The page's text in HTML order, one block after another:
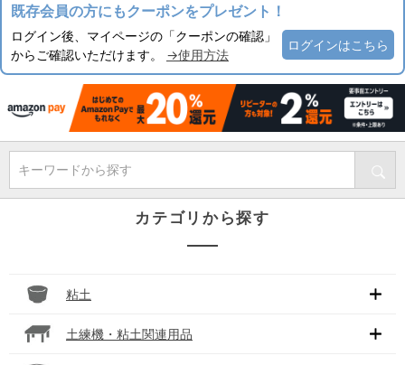
既存会員の方にもクーポンをプレゼント！
ログイン後、マイページの「クーポンの確認」
からご確認いただけます。 →使用方法
ログインはこちら
キーワードから探す
カテゴリから探す
粘土
土練機・粘土関連用品